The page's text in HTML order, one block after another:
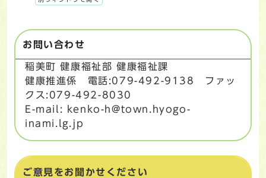
お問い合わせ
稲美町 健康福祉部 健康福祉課
健康推進係 電話:079-492-9138 ファッ
クス:079-492-8030
E-mail: kenko-h@town.hyogo-
inami.lg.jp
ご意見をお聞かせください